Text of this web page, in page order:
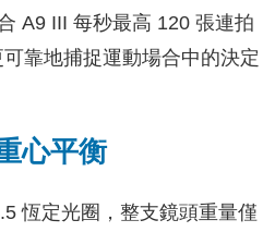
A9 III 每秒最高 120 張連拍
可靠地捕捉運動場合中的決定
心平衡
恆定光圈，整支鏡頭重量僅